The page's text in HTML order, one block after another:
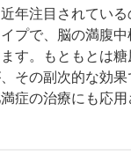
年注目されてい
プで、脳の満腹
す。もともとは
その副次的な効
症の治療にも応用